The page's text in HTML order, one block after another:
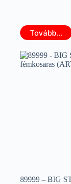
Tovább...
89999 – BIG